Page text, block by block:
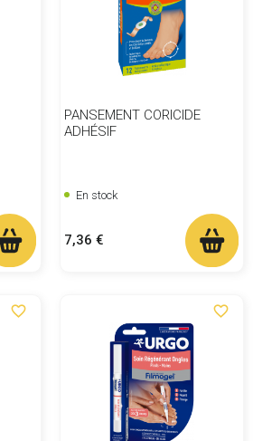
PANSEMENT CORICIDE
ADHÉSIF
En stock
Prix
7,36 €
favorite_border favorite_border